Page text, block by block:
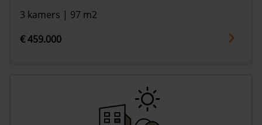
3 kamers | 97 m2
€ 459.000